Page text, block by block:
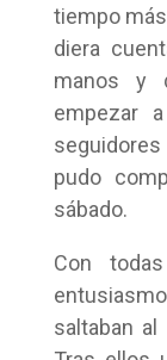
tiempo
diera
manos y
empezar
pudo
sábado.
Con
saltaban